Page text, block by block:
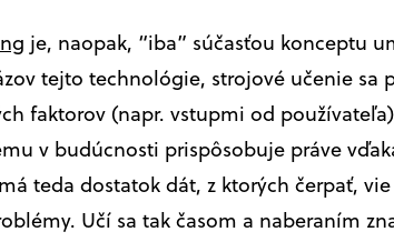
je, naopak, “iba” súčasťou konceptu
tejto technológie, strojové učenie sa
faktorov (napr. vstupmi od
v budúcnosti prispôsobuje práve
teda dostatok dát, z ktorých čerpať,
Učí sa tak časom a naberaním